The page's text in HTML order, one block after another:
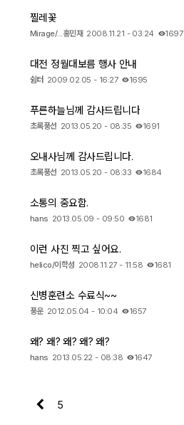
사이트/홈페이지 소개
찔레꽃
Mirage/...홍민재 2008.11.21 - 03:24 1697
대전 정월대보름 행사 안내
쉼터 2009.02.05 - 16:27 1695
푸른하늘님께 감사드립니다
초록풍선 2013.05.20 - 08:35 1691
오내사님께 감사드립니다.
초록풍선 2013.05.20 - 08:33 1684
소통의 중요함.
hans 2013.05.09 - 09:50 1681
이런 사진 찍고 싶어요.
helico/이학성 2008.11.27 - 11:58 1681
신병훈련소 수료식~~
풍운 2012.05.04 - 10:04 1657
왜? 왜? 왜? 왜? 왜?
hans 2013.05.22 - 08:38 1647